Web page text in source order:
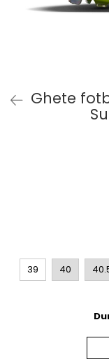
Bluze fotbal copii
Sorturi fotbal femei
Pantaloni lungi
Ghete
39 40